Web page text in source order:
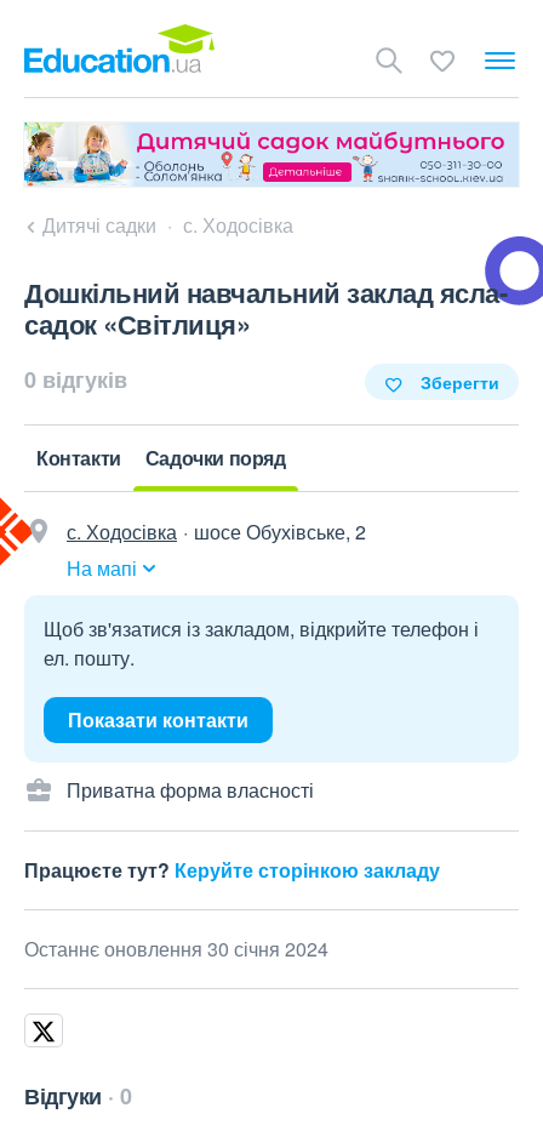
Дитячі садки с. Ходосівка
Дошкільний навчальний заклад ясла-
садок «Світлиця»
0 відгуків Зберегти
Контакти Садочки поряд
с. Ходосівка
шосе Обухівське, 2
На мапі
Щоб зв'язатися із закладом, відкрийте телефон і
ел. пошту.
Показати контакти
Приватна форма власності
Працюєте тут? Керуйте сторінкою закладу
Останнє оновлення 30 січня 2024
Відгуки 0